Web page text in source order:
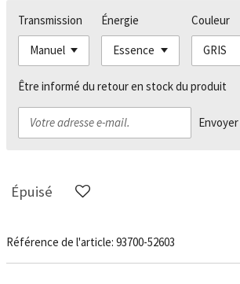
Transmission Énergie Couleur
Être informé du retour en stock du produit
Envoyer
Épuisé
Référence de l'article: 93700-52603